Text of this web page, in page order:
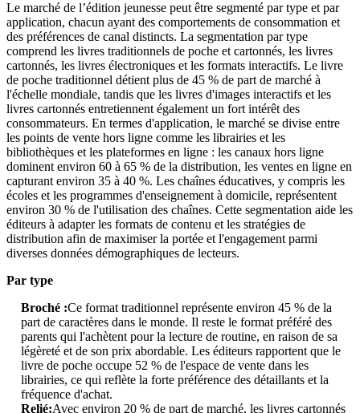
Le marché de l’édition jeunesse peut être segmenté par type et par
application, chacun ayant des comportements de consommation et
des préférences de canal distincts. La segmentation par type
comprend les livres traditionnels de poche et cartonnés, les livres
cartonnés, les livres électroniques et les formats interactifs. Le livre
de poche traditionnel détient plus de 45 % de part de marché à
l'échelle mondiale, tandis que les livres d'images interactifs et les
livres cartonnés entretiennent également un fort intérêt des
consommateurs. En termes d'application, le marché se divise entre
les points de vente hors ligne comme les librairies et les
bibliothèques et les plateformes en ligne : les canaux hors ligne
dominent environ 60 à 65 % de la distribution, les ventes en ligne en
capturant environ 35 à 40 %. Les chaînes éducatives, y compris les
écoles et les programmes d'enseignement à domicile, représentent
environ 30 % de l'utilisation des chaînes. Cette segmentation aide les
éditeurs à adapter les formats de contenu et les stratégies de
distribution afin de maximiser la portée et l'engagement parmi
diverses données démographiques de lecteurs.
Par type
Broché :Ce format traditionnel représente environ 45 % de la
part de caractères dans le monde. Il reste le format préféré des
parents qui l'achètent pour la lecture de routine, en raison de sa
légèreté et de son prix abordable. Les éditeurs rapportent que le
livre de poche occupe 52 % de l'espace de vente dans les
librairies, ce qui reflète la forte préférence des détaillants et la
fréquence d'achat.
Relié:Avec environ 20 % de part de marché, les livres cartonnés